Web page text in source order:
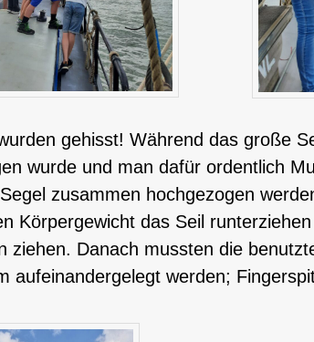
gehisst! Während das große
wurde und man dafür ordentlich
zusammen hochgezogen
Körpergewicht das Seil
ziehen. Danach mussten die
aufeinandergelegt werden;